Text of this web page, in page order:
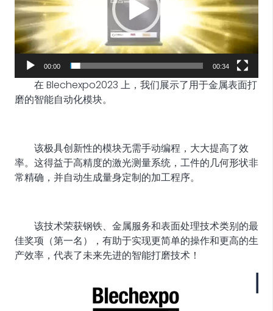
器
00:00 00:34
在 Blechexpo2023 上，我们展示了用于金属表面打
磨的智能自动化模块。
该极具创新性的模块无需手动编程，大大提高了效
率。这得益于高精度的激光测量系统，工件的几何形状非
常精确，并自动生成量身定制的加工程序。
该技术荣获钢铁、金属服务和表面处理技术类别的最
佳奖项（第一名），有助于实现更简单的操作和更高的生
产效率，代表了未来先进的智能打磨技术！